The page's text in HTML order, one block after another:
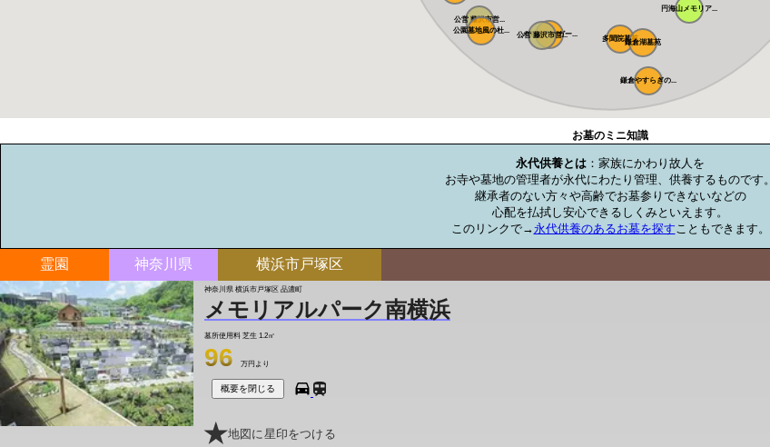
鎌倉やすらぎの...
多聞院墓苑
メモリアルガー...
鎌倉湖墓苑
公営 藤沢市営...
公営 藤沢市営...
円海山メモリア...
公園墓地風の杜...
お墓のミニ知識
永代供養とは ：家族にかわり故人を
お寺や墓地の管理者が永代にわたり管理、供養するものです。
継承者のない方々や高齢でお墓参りできないなどの
心配を払拭し安心できるしくみといえます。
このリンクで→永代供養のあるお墓を探す こともできます。
霊園 神奈川県 横浜市戸塚区
神奈川県 横浜市戸塚区 品濃町
メモリアルパーク南横浜
墓所使用料 芝生 1.2㎡
96 万円より
概要を閉じる
地図に星印をつける